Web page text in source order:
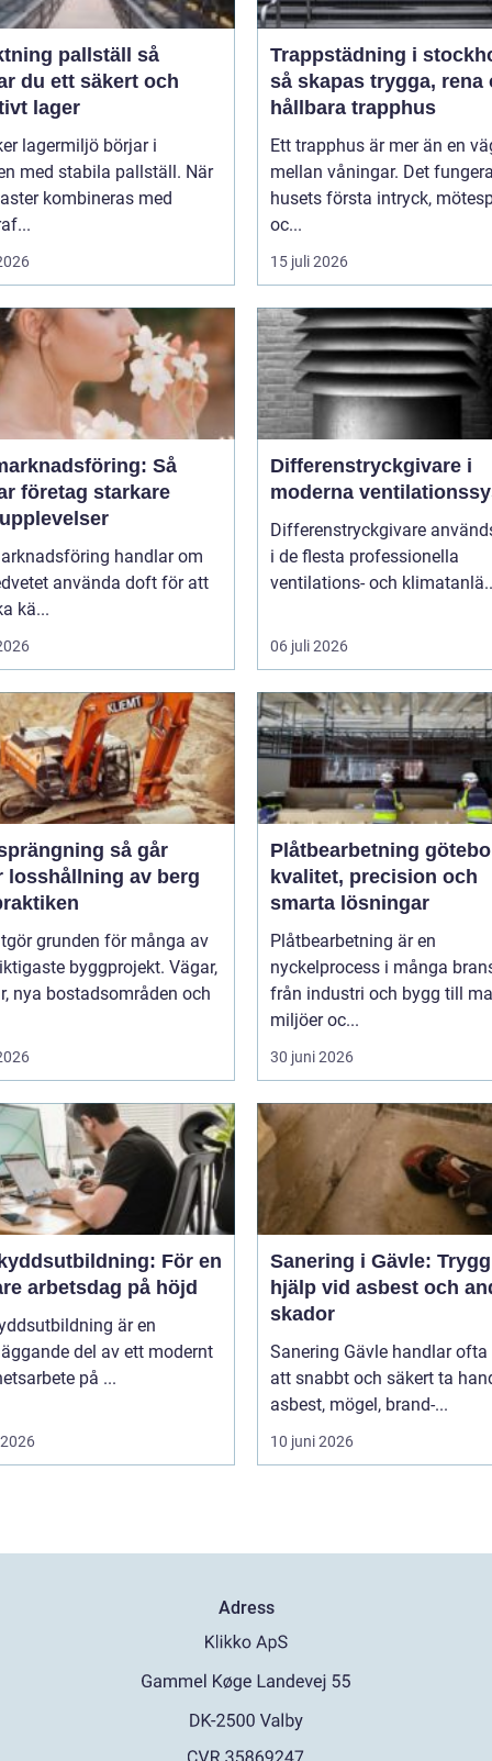
pallställ så
du ett säkert och
lager
lagermiljö börjar i
med stabila pallställ. När
kombineras med
Trappstädning i
så skapas trygga, rena
hållbara trapphus
Ett trapphus är mer än en
mellan våningar. Det
husets första intryck,
oc...
15 juli 2026
Så
företag starkare
handlar om
använda doft för att
kä...
Differenstryckgivare i
moderna
Differenstryckgivare
i de flesta professionella
ventilations- och
06 juli 2026
så går
losshållning av berg
grunden för många av
byggprojekt. Vägar,
nya bostadsområden och
Plåtbearbetning
kvalitet, precision och
smarta lösningar
Plåtbearbetning är en
nyckelprocess i många
från industri och bygg till
miljöer oc...
30 juni 2026
För en
arbetsdag på höjd
är en
del av ett modernt
på ...
Sanering i Gävle: Trygg
hjälp vid asbest och
skador
Sanering Gävle handlar ofta
att snabbt och säkert ta
asbest, mögel, brand-...
10 juni 2026
Adress